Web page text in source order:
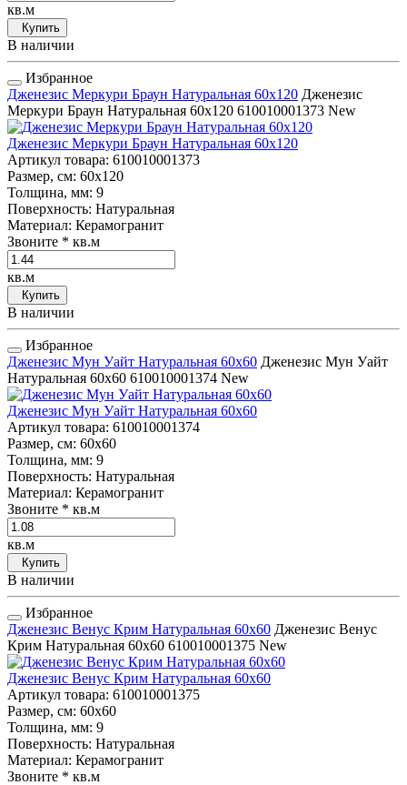
кв.м
Купить
В наличии
Избранное
Дженезис Меркури Браун Натуральная 60x120 Дженезис
Меркури Браун Натуральная 60x120 610010001373 New
Дженезис Меркури Браун Натуральная 60x120
Артикул товара: 610010001373
Размер, см: 60x120
Толщина, мм: 9
Поверхность: Натуральная
Материал: Керамогранит
Звоните * кв.м
кв.м
Купить
В наличии
Избранное
Дженезис Мун Уайт Натуральная 60x60 Дженезис Мун Уайт
Натуральная 60x60 610010001374 New
Дженезис Мун Уайт Натуральная 60x60
Артикул товара: 610010001374
Размер, см: 60x60
Толщина, мм: 9
Поверхность: Натуральная
Материал: Керамогранит
Звоните * кв.м
кв.м
Купить
В наличии
Избранное
Дженезис Венус Крим Натуральная 60x60 Дженезис Венус
Крим Натуральная 60x60 610010001375 New
Дженезис Венус Крим Натуральная 60x60
Артикул товара: 610010001375
Размер, см: 60x60
Толщина, мм: 9
Поверхность: Натуральная
Материал: Керамогранит
Звоните * кв.м